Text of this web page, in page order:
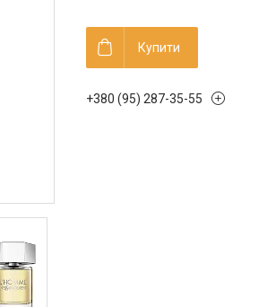
Купити
+380 (95) 287-35-55